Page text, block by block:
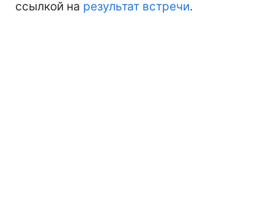
ссылкой на результат встречи.